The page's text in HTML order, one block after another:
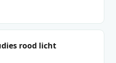
rood licht